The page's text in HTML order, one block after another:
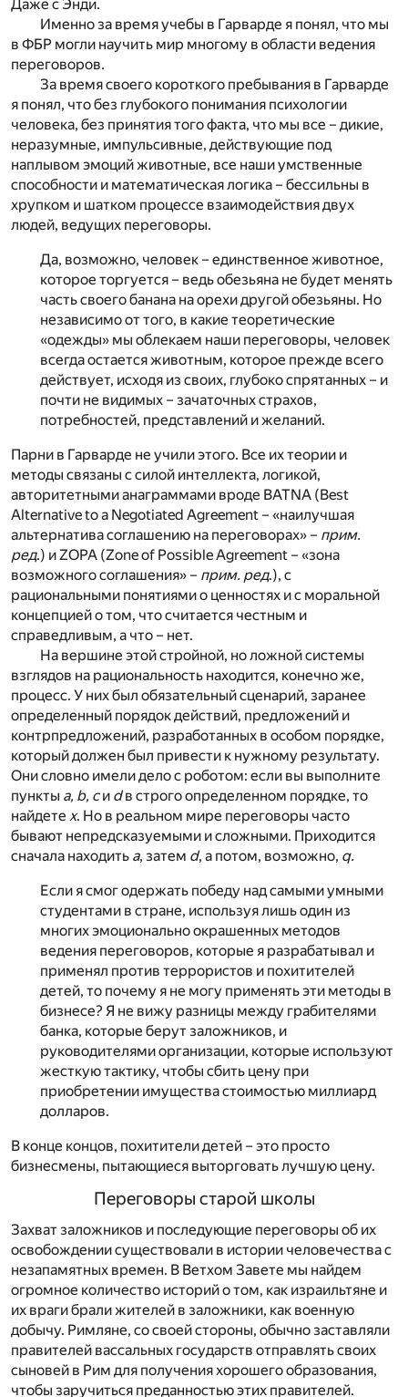
Даже с Энди.
Именно за время учебы в Гарварде я понял, что мы
в ФБР могли научить мир многому в области ведения
переговоров.
За время своего короткого пребывания в Гарварде
я понял, что без глубокого понимания психологии
человека, без принятия того факта, что мы все – дикие,
неразумные, импульсивные, действующие под
наплывом эмоций животные, все наши умственные
способности и математическая логика – бессильны в
хрупком и шатком процессе взаимодействия двух
людей, ведущих переговоры.
Да, возможно, человек – единственное животное,
которое торгуется – ведь обезьяна не будет менять
часть своего банана на орехи другой обезьяны. Но
независимо от того, в какие теоретические
«одежды» мы облекаем наши переговоры, человек
всегда остается животным, которое прежде всего
действует, исходя из своих, глубоко спрятанных – и
почти не видимых – зачаточных страхов,
потребностей, представлений и желаний.
Парни в Гарварде не учили этого. Все их теории и
методы связаны с силой интеллекта, логикой,
авторитетными анаграммами вроде BATNA (Best
Alternative to a Negotiated Agreement – «наилучшая
альтернатива соглашению на переговорах» – прим.
ред.) и ZOPA (Zone of Possible Agreement – «зона
возможного соглашения» – прим. ред.), с
рациональными понятиями о ценностях и с моральной
концепцией о том, что считается честным и
справедливым, а что – нет.
На вершине этой стройной, но ложной системы
взглядов на рациональность находится, конечно же,
процесс. У них был обязательный сценарий, заранее
определенный порядок действий, предложений и
контрпредложений, разработанных в особом порядке,
который должен был привести к нужному результату.
Они словно имели дело с роботом: если вы выполните
пункты a, b, cи dв строго определенном порядке, то
найдете x. Но в реальном мире переговоры часто
бывают непредсказуемыми и сложными. Приходится
сначала находить a, затем d, а потом, возможно, q.
Если я смог одержать победу над самыми умными
студентами в стране, используя лишь один из
многих эмоционально окрашенных методов
ведения переговоров, которые я разрабатывал и
применял против террористов и похитителей
детей, то почему я не могу применять эти методы в
бизнесе? Я не вижу разницы между грабителями
банка, которые берут заложников, и
руководителями организации, которые используют
жесткую тактику, чтобы сбить цену при
приобретении имущества стоимостью миллиард
долларов.
В конце концов, похитители детей – это просто
бизнесмены, пытающиеся выторговать лучшую цену.
Переговоры старой школы
Захват заложников и последующие переговоры об их
освобождении существовали в истории человечества с
незапамятных времен. В Ветхом Завете мы найдем
огромное количество историй о том, как израильтяне и
их враги брали жителей в заложники, как военную
добычу. Римляне, со своей стороны, обычно заставляли
правителей вассальных государств отправлять своих
сыновей в Рим для получения хорошего образования,
чтобы заручиться преданностью этих правителей.